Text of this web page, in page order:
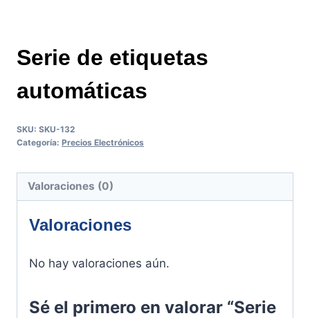
Serie de etiquetas
automáticas
SKU: SKU-132
Categoría: Precios Electrónicos
Valoraciones (0)
Valoraciones
No hay valoraciones aún.
Sé el primero en valorar “Serie